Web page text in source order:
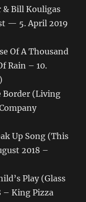
& Bill Kouligas
— 5. April 2019
Of A Thousand
Rain – 10.
Border (Living
Up Song (This
2018 –
Play (Glass
– King Pizza